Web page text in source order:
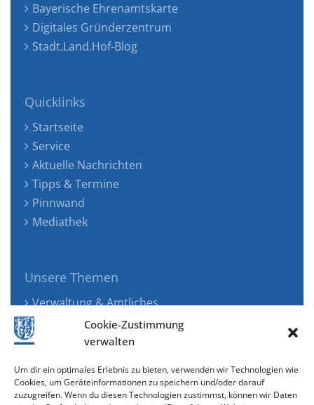
Cookie-Zustimmung
verwalten
Um dir ein optimales Erlebnis zu bieten, verwenden wir Technologien wie
Cookies, um Geräteinformationen zu speichern und/oder darauf
zuzugreifen. Wenn du diesen Technologien zustimmst, können wir Daten
Bayerische Ehrenamtskarte
Digitales Gründerzentrum
Stadt.Land.Hof-Blog
Quicklinks
Startseite
Service
Aktuelle Nachrichten
Tipps & Termine
Pinnwand
Mediathek
Unsere Themen
Verwaltung & Amtliches
Jugend, Familie & Gesundheit
Tourismus, Freizeit & Ökologie
Wirtschaft & Verkehr
Senioren & Inklusion